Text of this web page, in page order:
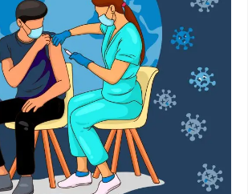
ДЕЈСТВУВАЊЕ
ПРИРАЧНИЦИ
СТРАТЕГИИ